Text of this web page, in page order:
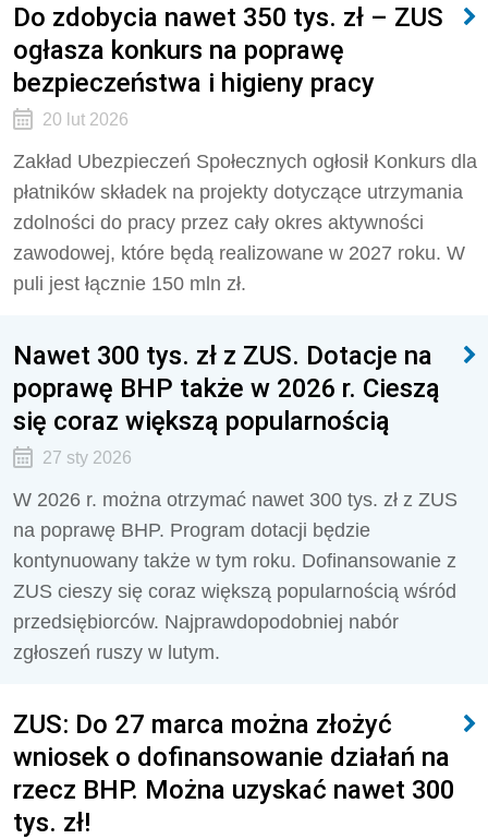
Do zdobycia nawet 350 tys. zł – ZUS
ogłasza konkurs na poprawę
bezpieczeństwa i higieny pracy
20 lut 2026
Zakład Ubezpieczeń Społecznych ogłosił Konkurs dla
płatników składek na projekty dotyczące utrzymania
zdolności do pracy przez cały okres aktywności
zawodowej, które będą realizowane w 2027 roku. W
puli jest łącznie 150 mln zł.
Nawet 300 tys. zł z ZUS. Dotacje na
poprawę BHP także w 2026 r. Cieszą
się coraz większą popularnością
27 sty 2026
W 2026 r. można otrzymać nawet 300 tys. zł z ZUS
na poprawę BHP. Program dotacji będzie
kontynuowany także w tym roku. Dofinansowanie z
ZUS cieszy się coraz większą popularnością wśród
przedsiębiorców. Najprawdopodobniej nabór
zgłoszeń ruszy w lutym.
ZUS: Do 27 marca można złożyć
wniosek o dofinansowanie działań na
rzecz BHP. Można uzyskać nawet 300
tys. zł!